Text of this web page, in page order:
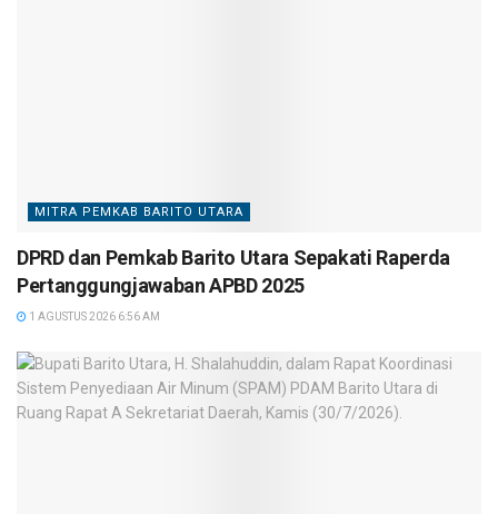
MITRA PEMKAB BARITO UTARA
DPRD dan Pemkab Barito Utara Sepakati Raperda
Pertanggungjawaban APBD 2025
1 AGUSTUS 2026 6:56 AM